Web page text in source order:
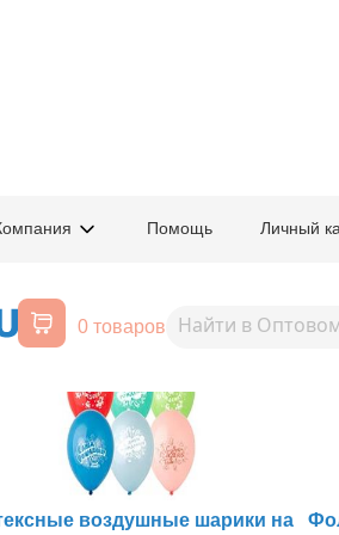
Помощь Личный
0 товаров
на день
воздушные шарики на